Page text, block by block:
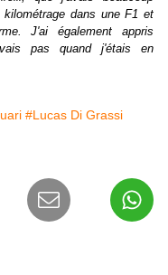
dans une F1 et
J'ai également appris
pas quand j'étais en
#Lucas Di Grassi